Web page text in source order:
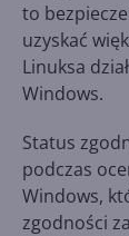
to
uzyskać
Linuksa
Windows.
Status
podczas
Windows,
zgodności